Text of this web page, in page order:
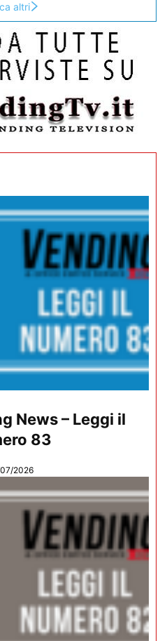
altri
News – Leggi il
83
2026